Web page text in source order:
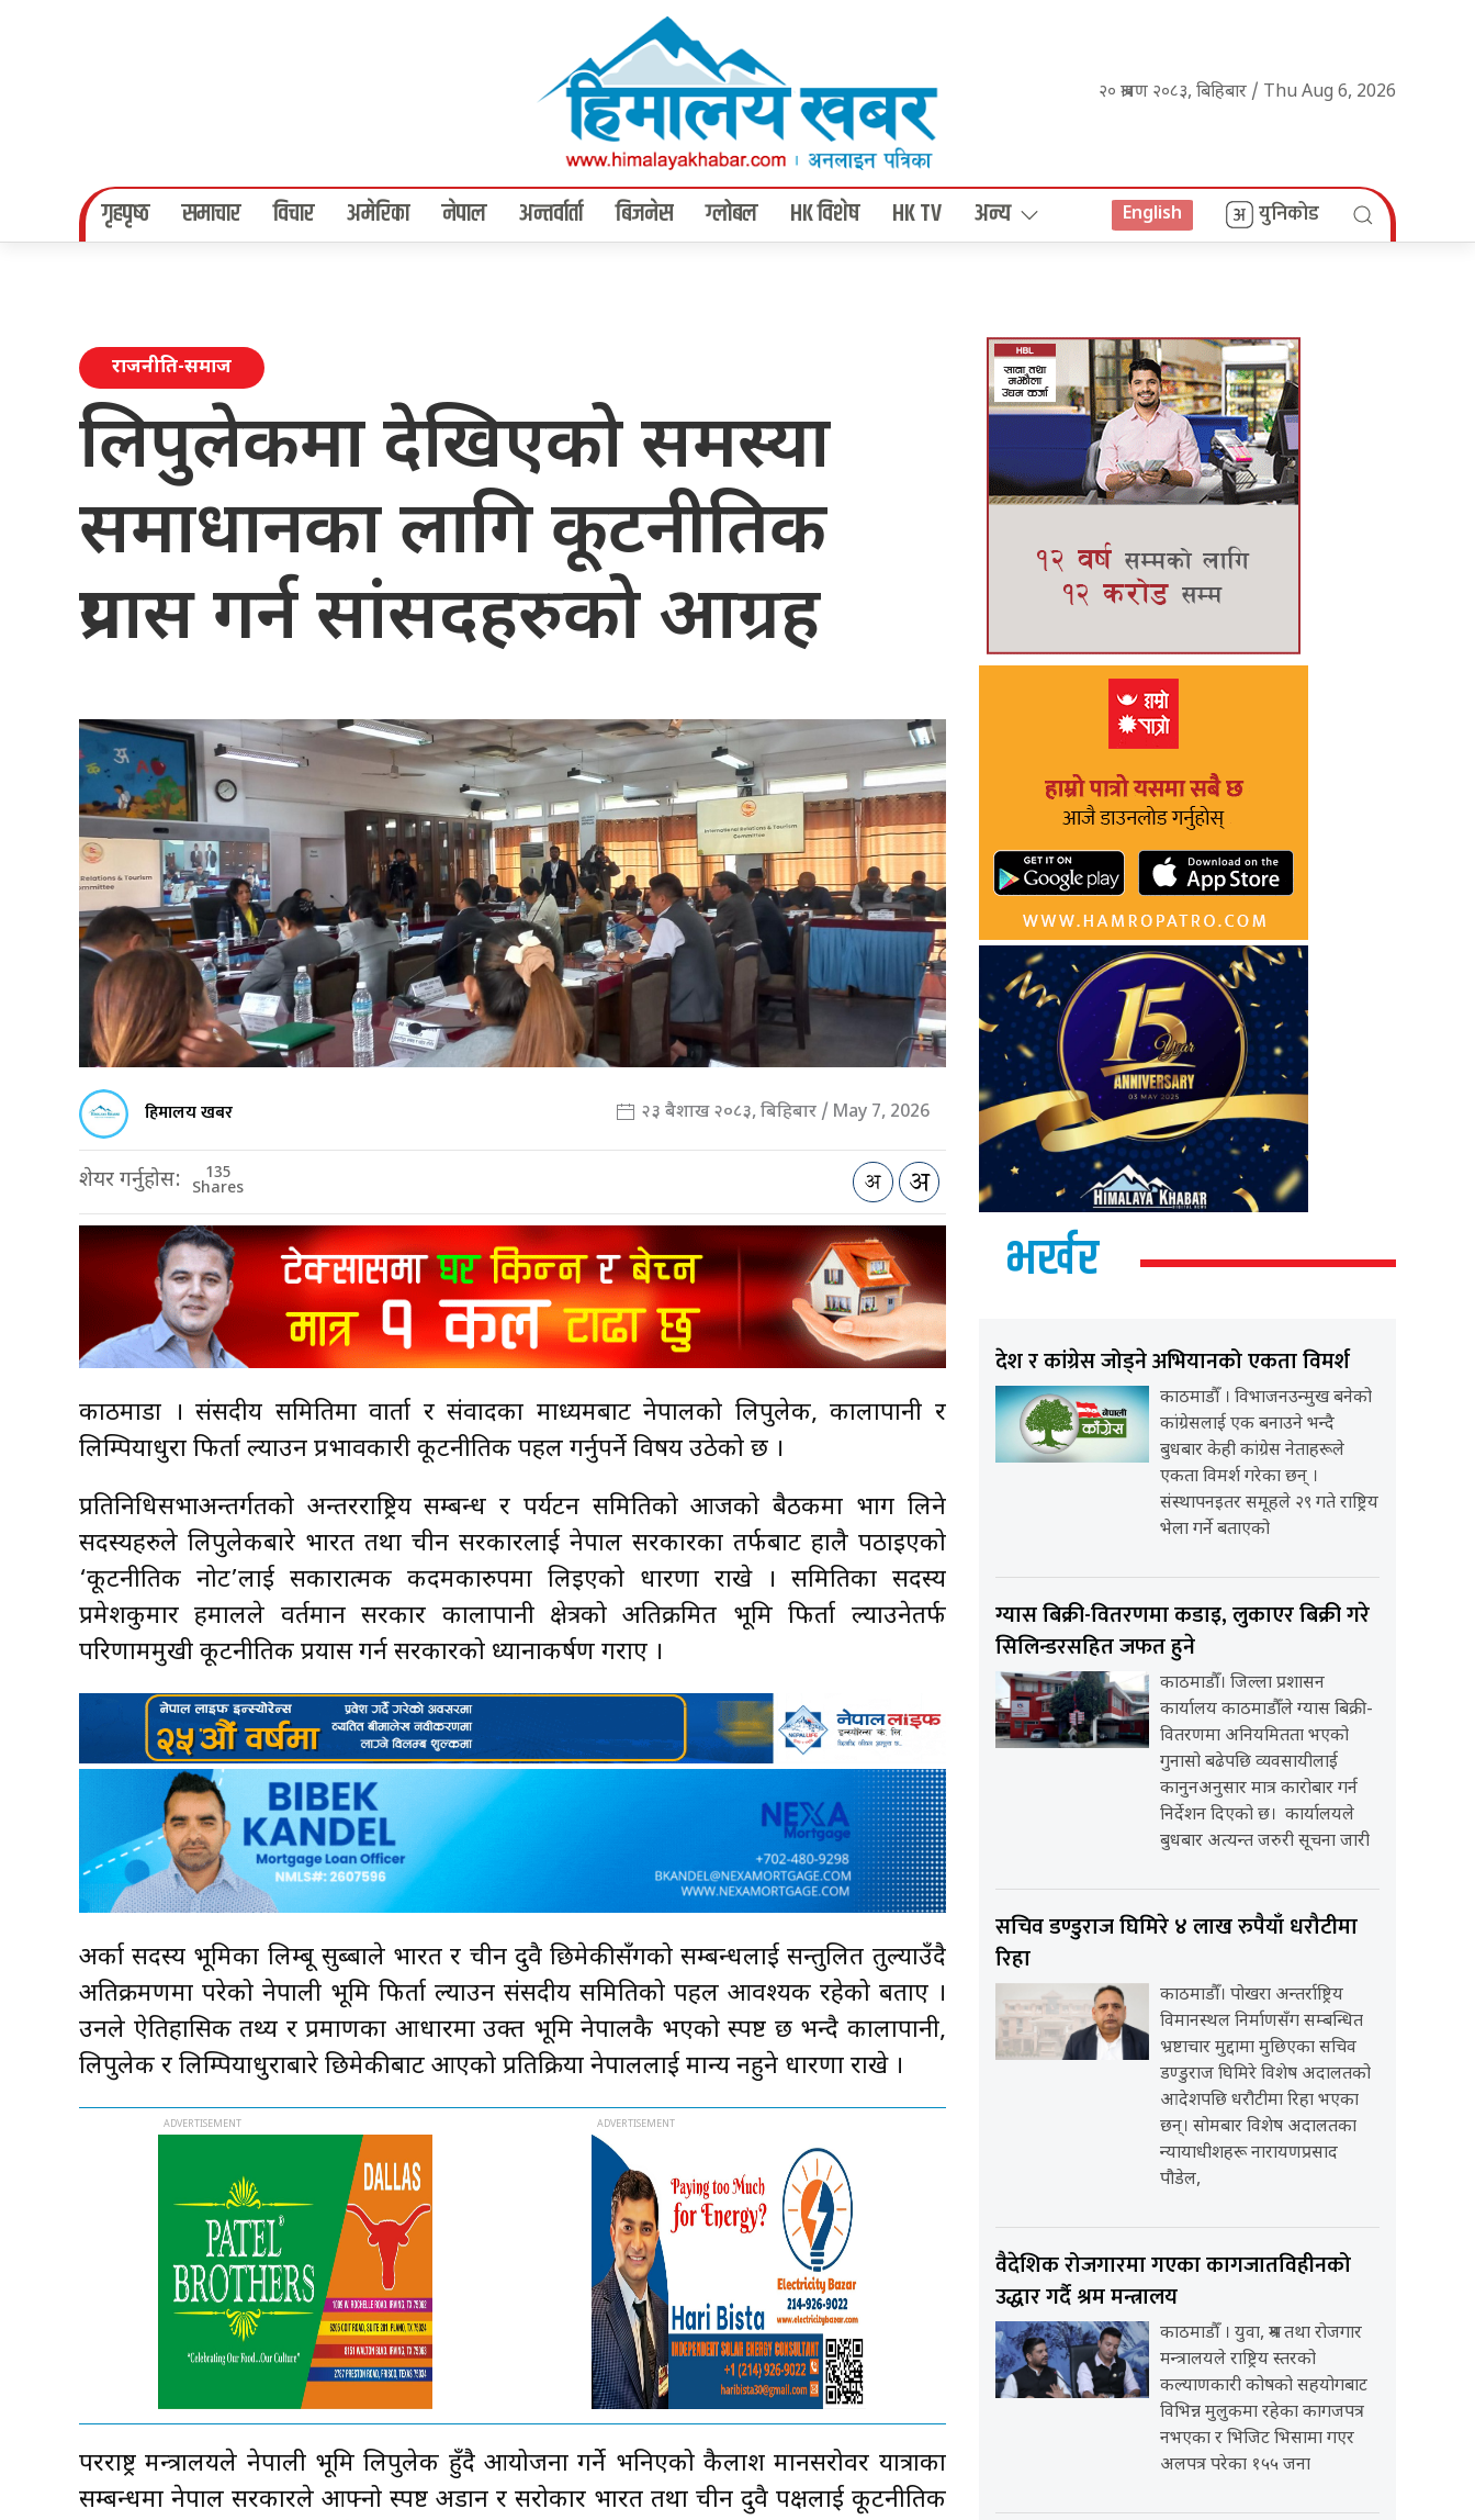
२० श्रावण २०८३, बिहिबार / Thu Aug 6, 2026
गृहपृष्‍ठ समाचार विचार अमेरिका नेपाल अन्तर्वार्ता बिजनेस ग्लोबल HK विशेष HK TV अन्य English युनिकोड
राजनीति-समाज
लिपुलेकमा देखिएको समस्या
समाधानका लागि कूटनीतिक
प्रयास गर्न सांसदहरुको आग्रह
हिमालय खबर २३ बैशाख २०८३, बिहिबार / May 7, 2026
शेयर गर्नुहोस: 135
Shares
काठमाडौँ । संसदीय समितिमा वार्ता र संवादका माध्यमबाट नेपालको लिपुलेक, कालापानी र
लिम्पियाधुरा फिर्ता ल्याउन प्रभावकारी कूटनीतिक पहल गर्नुपर्ने विषय उठेको छ ।
प्रतिनिधिसभाअन्तर्गतको अन्तरराष्ट्रिय सम्बन्ध र पर्यटन समितिको आजको बैठकमा भाग लिने
सदस्यहरुले लिपुलेकबारे भारत तथा चीन सरकारलाई नेपाल सरकारका तर्फबाट हालै पठाइएको
‘कूटनीतिक नोट’लाई सकारात्मक कदमकारुपमा लिइएको धारणा राखे । समितिका सदस्य
प्रमेशकुमार हमालले वर्तमान सरकार कालापानी क्षेत्रको अतिक्रमित भूमि फिर्ता ल्याउनेतर्फ
परिणाममुखी कूटनीतिक प्रयास गर्न सरकारको ध्यानाकर्षण गराए ।
अर्का सदस्य भूमिका लिम्बू सुब्बाले भारत र चीन दुवै छिमेकीसँगको सम्बन्धलाई सन्तुलित तुल्याउँदै
अतिक्रमणमा परेको नेपाली भूमि फिर्ता ल्याउन संसदीय समितिको पहल आवश्यक रहेको बताए ।
उनले ऐतिहासिक तथ्य र प्रमाणका आधारमा उक्त भूमि नेपालकै भएको स्पष्ट छ भन्दै कालापानी,
लिपुलेक र लिम्पियाधुराबारे छिमेकीबाट आएको प्रतिक्रिया नेपाललाई मान्य नहुने धारणा राखे ।
परराष्ट्र मन्त्रालयले नेपाली भूमि लिपुलेक हुँदै आयोजना गर्ने भनिएको कैलाश मानसरोवर यात्राका
सम्बन्धमा नेपाल सरकारले आफ्नो स्पष्ट अडान र सरोकार भारत तथा चीन दुवै पक्षलाई कूटनीतिक
भर्खर
देश र कांग्रेस जोड्ने अभियानको एकता विमर्श
काठमाडौँ । विभाजनउन्मुख बनेको
कांग्रेसलाई एक बनाउने भन्दै
बुधबार केही कांग्रेस नेताहरूले
एकता विमर्श गरेका छन् ।
संस्थापनइतर समूहले २९ गते राष्ट्रिय
भेला गर्ने बताएको
ग्यास बिक्री-वितरणमा कडाइ, लुकाएर बिक्री गरे
सिलिन्डरसहित जफत हुने
काठमाडौँ। जिल्ला प्रशासन
कार्यालय काठमाडौँले ग्यास बिक्री-
वितरणमा अनियमितता भएको
गुनासो बढेपछि व्यवसायीलाई
कानुनअनुसार मात्र कारोबार गर्न
निर्देशन दिएको छ। कार्यालयले
बुधबार अत्यन्त जरुरी सूचना जारी
सचिव डण्डुराज घिमिरे ४ लाख रुपैयाँ धरौटीमा
रिहा
काठमाडौँ। पोखरा अन्तर्राष्ट्रिय
विमानस्थल निर्माणसँग सम्बन्धित
भ्रष्टाचार मुद्दामा मुछिएका सचिव
डण्डुराज घिमिरे विशेष अदालतको
आदेशपछि धरौटीमा रिहा भएका
छन्। सोमबार विशेष अदालतका
न्यायाधीशहरू नारायणप्रसाद
पौडेल,
वैदेशिक रोजगारमा गएका कागजातविहीनको
उद्धार गर्दै श्रम मन्त्रालय
काठमाडौँ । युवा, श्रम तथा रोजगार
मन्त्रालयले राष्ट्रिय स्तरको
कल्याणकारी कोषको सहयोगबाट
विभिन्न मुलुकमा रहेका कागजपत्र
नभएका र भिजिट भिसामा गएर
अलपत्र परेका १५५ जना